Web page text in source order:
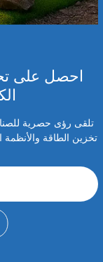
احصل على
تلقى رؤى حصرية
تخزين الطاقة